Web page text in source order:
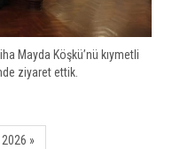
Mayda Köşkü’nü kıymetli
ziyaret ettik.
»